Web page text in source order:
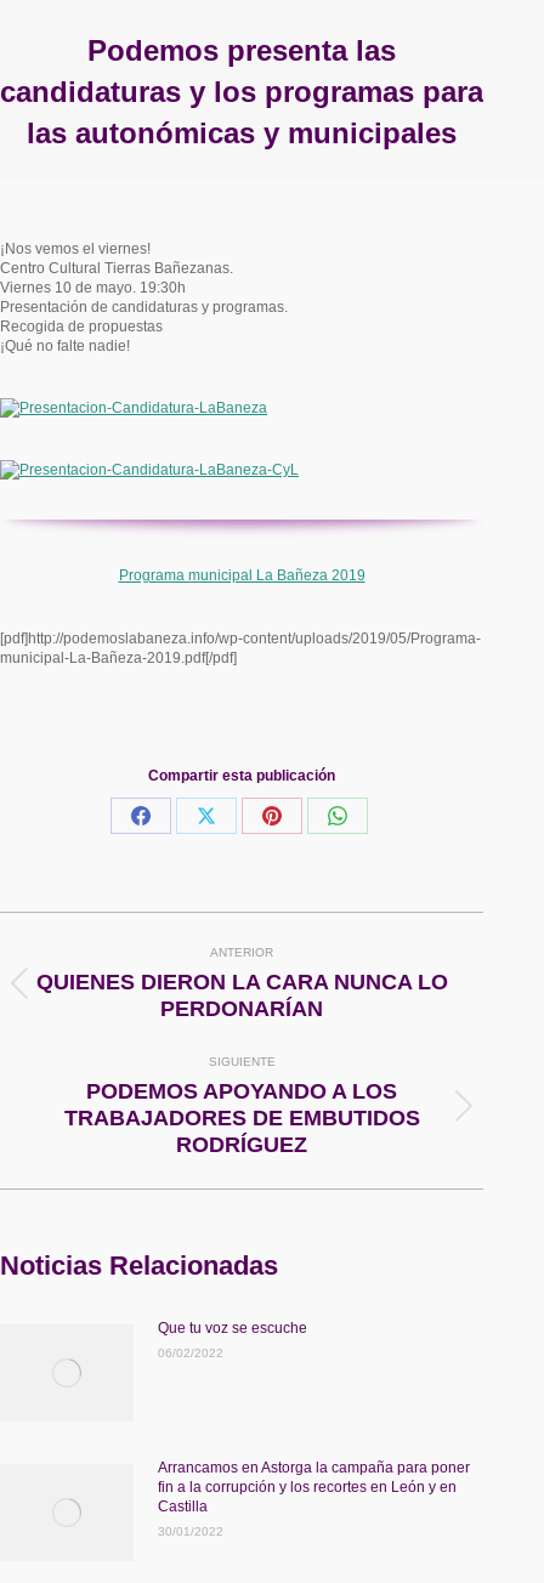
Podemos presenta las
candidaturas y los programas para
las autonómicas y municipales
¡Nos vemos el viernes!
Centro Cultural Tierras Bañezanas.
Viernes 10 de mayo. 19:30h
Presentación de candidaturas y programas.
Recogida de propuestas
¡Qué no falte nadie!
Programa municipal La Bañeza 2019
[pdf]http://podemoslabaneza.info/wp-content/uploads/2019/05/Programa-
municipal-La-Bañeza-2019.pdf[/pdf]
Compartir esta publicación
Share
Share
Share
Share
entre
ANTERIOR
Publicación
anterior:
QUIENES DIERON LA CARA NUNCA LO
PERDONARÍAN
SIGUIENTE
Publicación
siguiente:
PODEMOS APOYANDO A LOS
TRABAJADORES DE EMBUTIDOS
RODRÍGUEZ
Noticias Relacionadas
Que tu voz se escuche
06/02/2022
Arrancamos en Astorga la campaña para poner
fin a la corrupción y los recortes en León y en
Castilla
30/01/2022